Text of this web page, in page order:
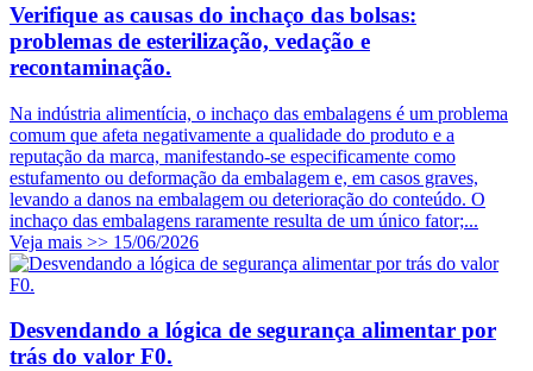
Verifique as causas do inchaço das bolsas:
problemas de esterilização, vedação e
recontaminação.
Na indústria alimentícia, o inchaço das embalagens é um problema
comum que afeta negativamente a qualidade do produto e a
reputação da marca, manifestando-se especificamente como
estufamento ou deformação da embalagem e, em casos graves,
levando a danos na embalagem ou deterioração do conteúdo. O
inchaço das embalagens raramente resulta de um único fator;...
Veja mais >> 15/06/2026
Desvendando a lógica de segurança alimentar por
trás do valor F0.